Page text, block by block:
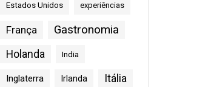
Estados Unidos experiências
França Gastronomia
Holanda India
Inglaterra Irlanda Itália